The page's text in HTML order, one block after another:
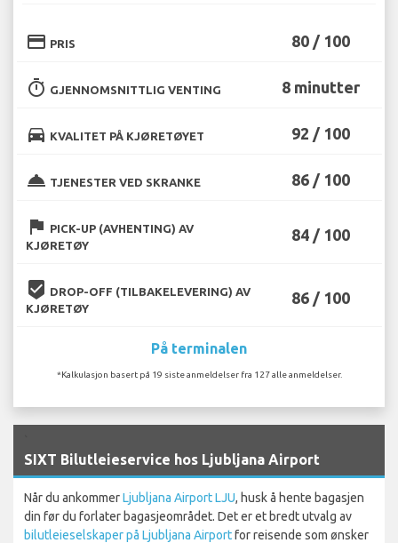
credit_card PRIS 80 / 100
timer GJENNOMSNITTLIG VENTING 8 minutter
directions_car KVALITET PÅ KJØRETØYET 92 / 100
room_service TJENESTER VED SKRANKE 86 / 100
flag PICK-UP (AVHENTING) AV
KJØRETØY
84 / 100
beenhere DROP-OFF (TILBAKELEVERING) AV
KJØRETØY
86 / 100
På terminalen
*Kalkulasjon basert på 19 siste anmeldelser fra 127 alle anmeldelser.
SIXT Bilutleieservice hos Ljubljana Airport
Når du ankommerLjubljana Airport LJU, husk å hente bagasjen
din før du forlater bagasjeområdet. Det er et bredt utvalg av
bilutleieselskaper på Ljubljana Airportfor reisende som ønsker